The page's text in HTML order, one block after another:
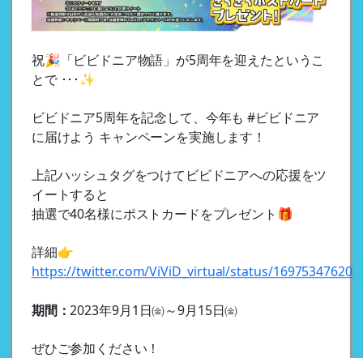
祝🎉「ビビドニア物語」が5周年を迎えたというこ
とで ･･･✨
ビビドニア5周年を記念して、今年も #ビビドニア
に届けよう キャンペーンを実施します！
上記ハッシュタグをつけてビビドニアへの応援をツ
イートすると
抽選で40名様にポストカードをプレゼント🎁
詳細👉
https://twitter.com/ViViD_virtual/status/
期間：2023年9月1日㈮～9月15日㈮
ぜひご参加ください！